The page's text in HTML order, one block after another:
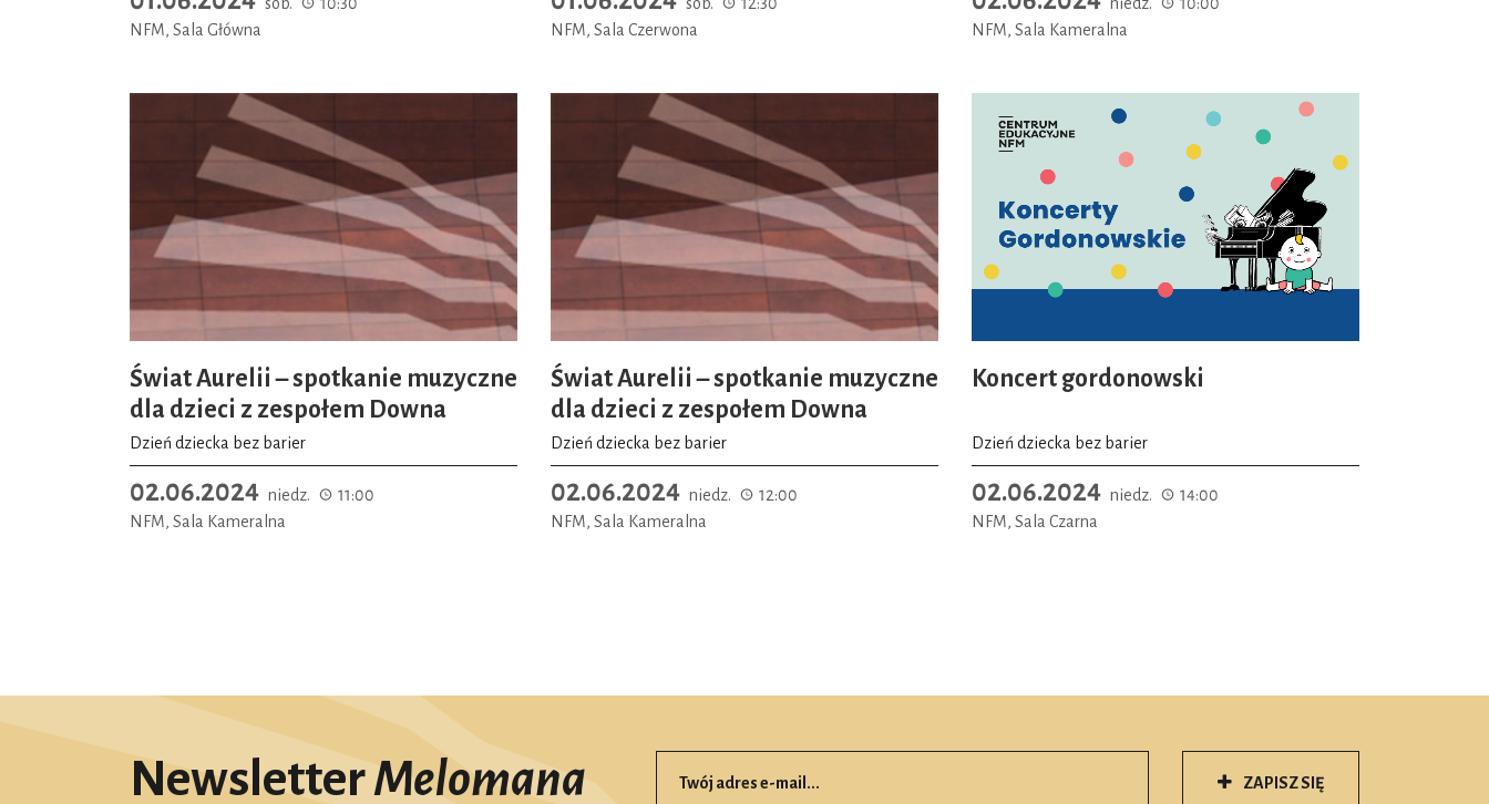
NFM, Sala Główna
NFM, Sala Czerwona
NFM, Sala Kameralna
Świat Aurelii – spotkanie muzyczne
dla dzieci z zespołem Downa
Dzień dziecka bez barier
02.06.2024 niedz.
11:00
NFM, Sala Kameralna
Świat Aurelii – spotkanie muzyczne
dla dzieci z zespołem Downa
Dzień dziecka bez barier
02.06.2024 niedz.
12:00
NFM, Sala Kameralna
Koncert gordonowski
Dzień dziecka bez barier
02.06.2024 niedz.
14:00
NFM, Sala Czarna
NewsletterMelomana ZAPISZ SIĘ